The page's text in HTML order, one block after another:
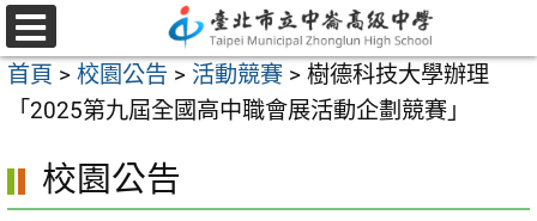
跳
至
主
容
選
單
首頁 > 校園公告 > 活動競賽 > 樹德科技大學辦理
「2025第九屆全國高中職會展活動企劃競賽」
校園公告